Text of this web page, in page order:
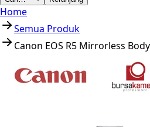
Home
Semua Produk
Canon EOS R5 Mirrorless